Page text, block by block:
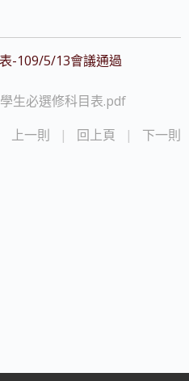
-109/5/13會議通過
生必選修科目表.pdf
上一則 | 回上頁 | 下一則